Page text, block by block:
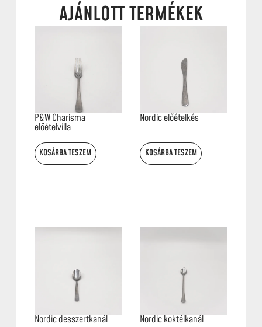
AJÁNLOTT TERMÉKEK
P&W Charisma
előételvilla
KOSÁRBA TESZEM
Nordic előételkés
KOSÁRBA TESZEM
Nordic desszertkanál Nordic koktélkanál